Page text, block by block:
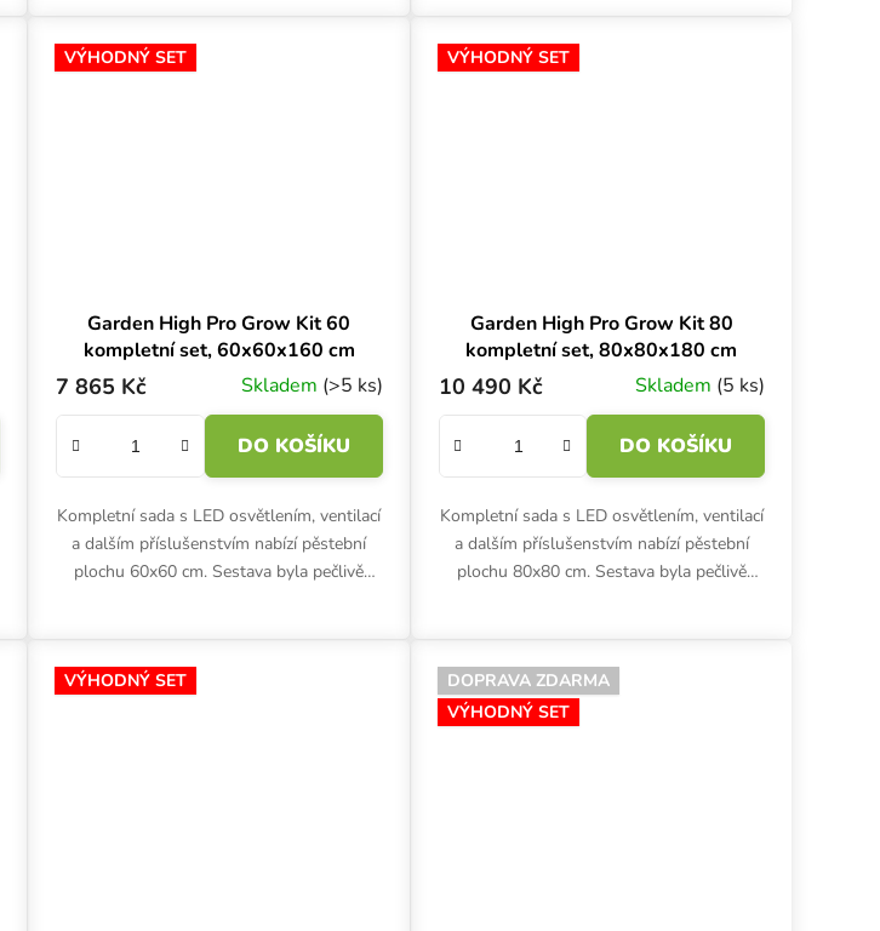
VÝHODNÝ SET
Garden High Pro Grow Kit 60
kompletní set, 60x60x160 cm
Skladem (>5 ks)
7 865 Kč
DO KOŠÍKU
Kompletní sada s LED osvětlením, ventilací
a dalším příslušenstvím nabízí pěstební
plochu 60x60 cm. Sestava byla pečlivě
VÝHODNÝ SET
Garden High Pro Grow Kit 80
kompletní set, 80x80x180 cm
Skladem (5 ks)
10 490 Kč
DO KOŠÍKU
Kompletní sada s LED osvětlením, ventilací
a dalším příslušenstvím nabízí pěstební
plochu 80x80 cm. Sestava byla pečlivě
VÝHODNÝ SET
DOPRAVA ZDARMA
VÝHODNÝ SET